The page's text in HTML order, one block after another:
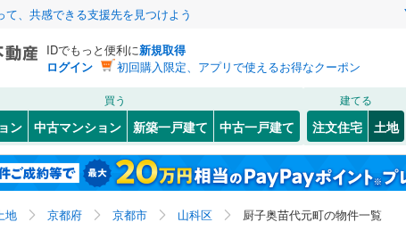
、共感できる支援先を見つけよう
IDでもっと便利に新規取得
ログイン
初回購入限定、アプリで使えるお得なクーポン
買う
ン 中古マンション 新築一戸建て 中古一戸建て
建てる
注文住宅 土地
地 京都府 京都市 山科区 厨子奥苗代元町の物件一覧
北海道
青森 岩手 宮城 秋田
東京 神奈川 埼玉 千葉
北区(87) 上京区(35)
中京区(13) 東山区(20)
南区(25 右京区(98)
安朱奥ノ田(1) 大塚丹田(1)
音羽草田町(1) 上花山講田町(1)
勧修寺閑林寺(2) 勧修寺東北出町
東海道本線（JR西日本）(1) 小浜線(0)
湖西線(1) 福知山線(0)
舞鶴線(0) 奈良線(0)
東海道新幹線(0)
配置、向き、建ち方、日当たり
前道6m以上（0） 角地（0）
平坦地（0） 整形地（0）
検索条件を保存しました
この検索条件の新着物件通知は、 マイページから
京都府、京都市山科区、厨子奥苗代元町、
む、建築条件付き土地を含む